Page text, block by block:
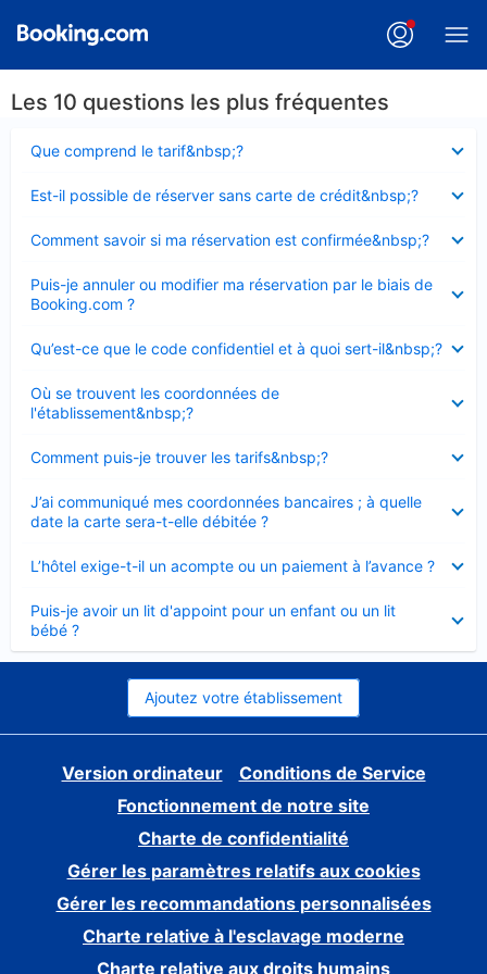
Les 10 questions les plus fréquentes
Que comprend le tarif&nbsp;?
fermé
Est-il possible de réserver sans carte de crédit&nbsp;?
fermé
Comment savoir si ma réservation est confirmée&nbsp;?
fermé
Puis-je annuler ou modifier ma réservation par le biais de
Booking.com ?
fermé
Qu’est-ce que le code confidentiel et à quoi sert-il&nbsp;?
fermé
Où se trouvent les coordonnées de
l'établissement&nbsp;?
fermé
Comment puis-je trouver les tarifs&nbsp;?
fermé
J’ai communiqué mes coordonnées bancaires ; à quelle
date la carte sera-t-elle débitée ?
fermé
L’hôtel exige-t-il un acompte ou un paiement à l’avance ?
fermé
Puis-je avoir un lit d'appoint pour un enfant ou un lit
bébé ?
fermé
Ajoutez votre établissement
Version ordinateur
Conditions de Service
Fonctionnement de notre site
Charte de confidentialité
Gérer les paramètres relatifs aux cookies
Gérer les recommandations personnalisées
Charte relative à l'esclavage moderne
Charte relative aux droits humains